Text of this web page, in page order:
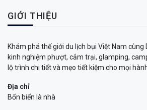
GIỚI THIỆU
Khám phá thế giới du lịch bụi Việt Nam cùng
kinh nghiệm phượt, cắm trại, glamping,
lộ trình chi tiết và mẹo tiết kiệm cho mọi
Địa chỉ
Bốn biển là nhà